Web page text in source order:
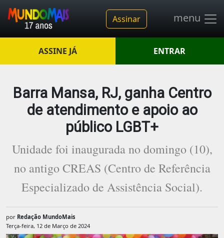
Assinar menu
ASSINE JÁ ENTRAR
Barra Mansa, RJ, ganha Centro
de atendimento e apoio ao
público LGBT+
Unidade foi inaugurada no domingo (10),
no antigo CREAS (Centro de Referência
Especializado de Assistência Social).
por Redação MundoMais
Terça-feira, 12 de Março de 2024